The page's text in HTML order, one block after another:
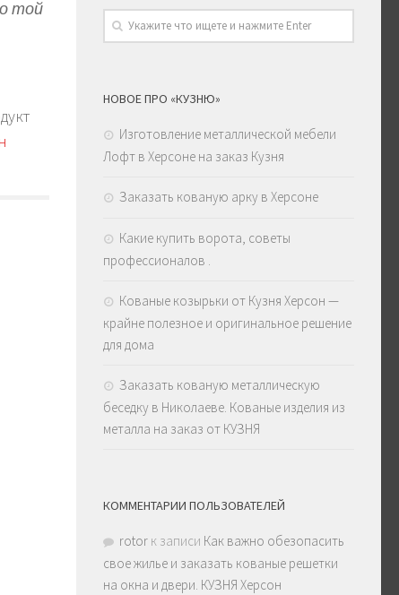
той
НОВОЕ ПРО «КУЗНЮ»
Изготовление металлической мебели
Лофт в Херсоне на заказ Кузня
Заказать кованую арку в Херсоне
Какие купить ворота, советы
профессионалов .
Кованые козырьки от Кузня Херсон —
крайне полезное и оригинальное решение
для дома
Заказать кованую металлическую
беседку в Николаеве. Кованые изделия из
металла на заказ от КУЗНЯ
КОММЕНТАРИИ ПОЛЬЗОВАТЕЛЕЙ
rotor к записи Как важно обезопасить
свое жилье и заказать кованые решетки
на окна и двери. КУЗНЯ Херсон